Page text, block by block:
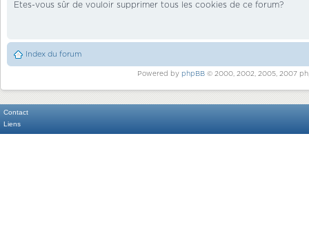
Etes-vous sûr de vouloir supprimer tous les cookies de ce forum?
Index du forum
Powered by phpBB© 2000, 2002, 2005, 2007
Contact
Liens